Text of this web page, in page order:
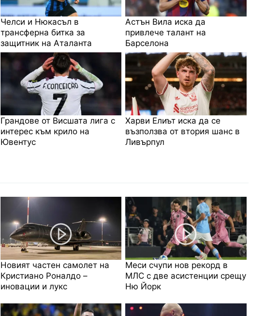
Челси и Нюкасъл в
трансферна битка за
защитник на Аталанта
Астън Вила иска да
привлече талант на
Барселона
Грандове от Висшата лига с
интерес към крило на
Ювентус
Харви Елиът иска да се
възползва от втория шанс в
Ливърпул
Новият частен самолет на
Кристиано Роналдо –
иновации и лукс
Меси счупи нов рекорд в
МЛС с две асистенции срещу
Ню Йорк